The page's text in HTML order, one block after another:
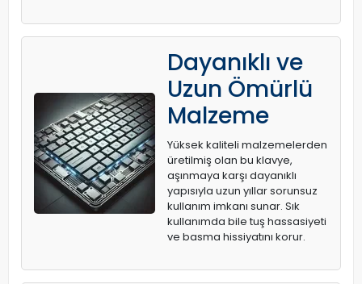
Dayanıklı ve
Uzun Ömürlü
Malzeme
Yüksek kaliteli malzemelerden
üretilmiş olan bu klavye,
aşınmaya karşı dayanıklı
yapısıyla uzun yıllar sorunsuz
kullanım imkanı sunar. Sık
kullanımda bile tuş hassasiyeti
ve basma hissiyatını korur.